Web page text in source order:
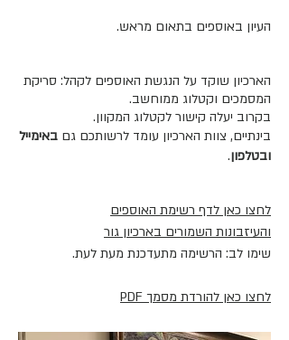
העיון באוספים בתאום מראש.
הארכיון שוקד על הנגשת האוספים לקהל: סריקת
המסמכים וקטלוג ממוחשב.
בקרוב יעלה קישור לקטלוג המקוון.
בינתיים, צוות הארכיון עומד לרשותכם גם באימייל
ובטלפון.
לחצו כאן לדף רשימת האוספים
והעיזבונות השמורים בארכיון גור
שימו לב: הרשימה מתעדכנת מעת לעת.
לחצו כאן להורדת מסמך PDF